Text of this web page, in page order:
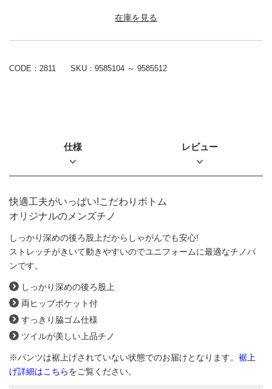
在庫を見る
CODE：2811 SKU： 9585104 ～ 9585512
仕様 レビュー
快適工夫がいっぱい!こだわりボトム
オリジナルのメンズチノ
しっかり深めの後ろ股上だからしゃがんでも安心!
ストレッチがきいて動きやすいのでユニフォームに最適なチノパ
ンです。
しっかり深めの後ろ股上
両ヒップポケット付
すっきり脇ゴム仕様
ツイルが美しい上品チノ
※パンツは裾上げされていない状態でのお届けとなります。 裾上
げ詳細はこちらをご覧ください。